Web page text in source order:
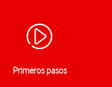
Primeros pasos